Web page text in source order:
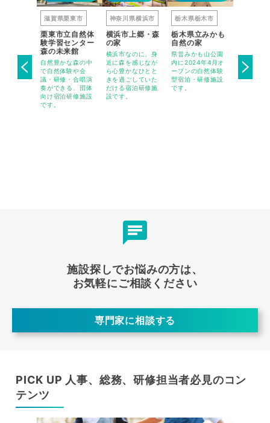
1時間
秒の、
室・焚
場を
滋賀県栗東市
栗東市立自然体
験学習センター
森の未来館
自然豊かな森の中
で自然体験や会
議・研修・合唱演
奏ができる、団体
向け宿泊研修施設
です。
神奈川県横浜市
横浜市上郷・森
の家
横浜市なのに、身
近に森を感じなが
ら心豊かなひとと
きを過ごしていた
だける宿泊研修施
設です。
栃木県栃木市
栃木県立みかも
自然の家
県営みかも山公園
内に2024年4月オ
ープンの自然体験
型宿泊・研修施設
です。
廃校とな
校をリノ
ンした、
り溢れる
施設探しでお悩みの方は、
お気軽にご相談ください
専門家に相談する
PICK UP 人事、総務、研修担当者必見のコン
テンツ